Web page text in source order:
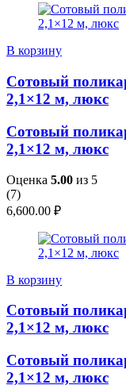
В корзину
Сотовый
2,1×12 м, люкс
Сотовый
2,1×12 м, люкс
Оценка 5.00 из 5
(7)
6,600.00 ₽
В корзину
Сотовый
2,1×12 м, люкс
Сотовый
2,1×12 м, люкс